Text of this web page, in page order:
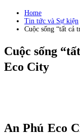
Home
Tin tức và Sự kiện
Cuộc sống “tất cả
Cuộc sống
Eco City
An Phú Eco